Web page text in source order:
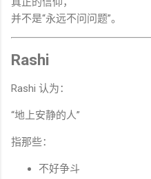
并不是“永远不问问题”。
Rashi
Rashi 认为：
“地上安静的人”
指那些：
不好争斗